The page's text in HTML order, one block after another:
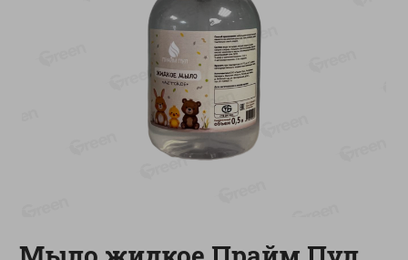
AppGallery
+375 44 560-60-61
Время работы Call-центра: Пн.- Пт. с 09.00 до 17.00, СБ, ВС -